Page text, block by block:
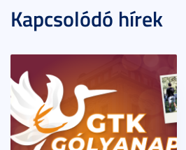
Kapcsolódó hírek